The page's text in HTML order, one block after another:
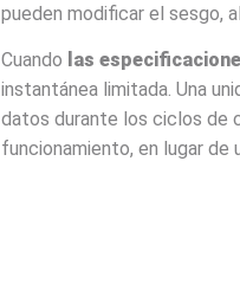
pueden modificar el sesgo,
Cuando las
instantánea limitada. Una
datos durante los ciclos de
funcionamiento, en lugar de